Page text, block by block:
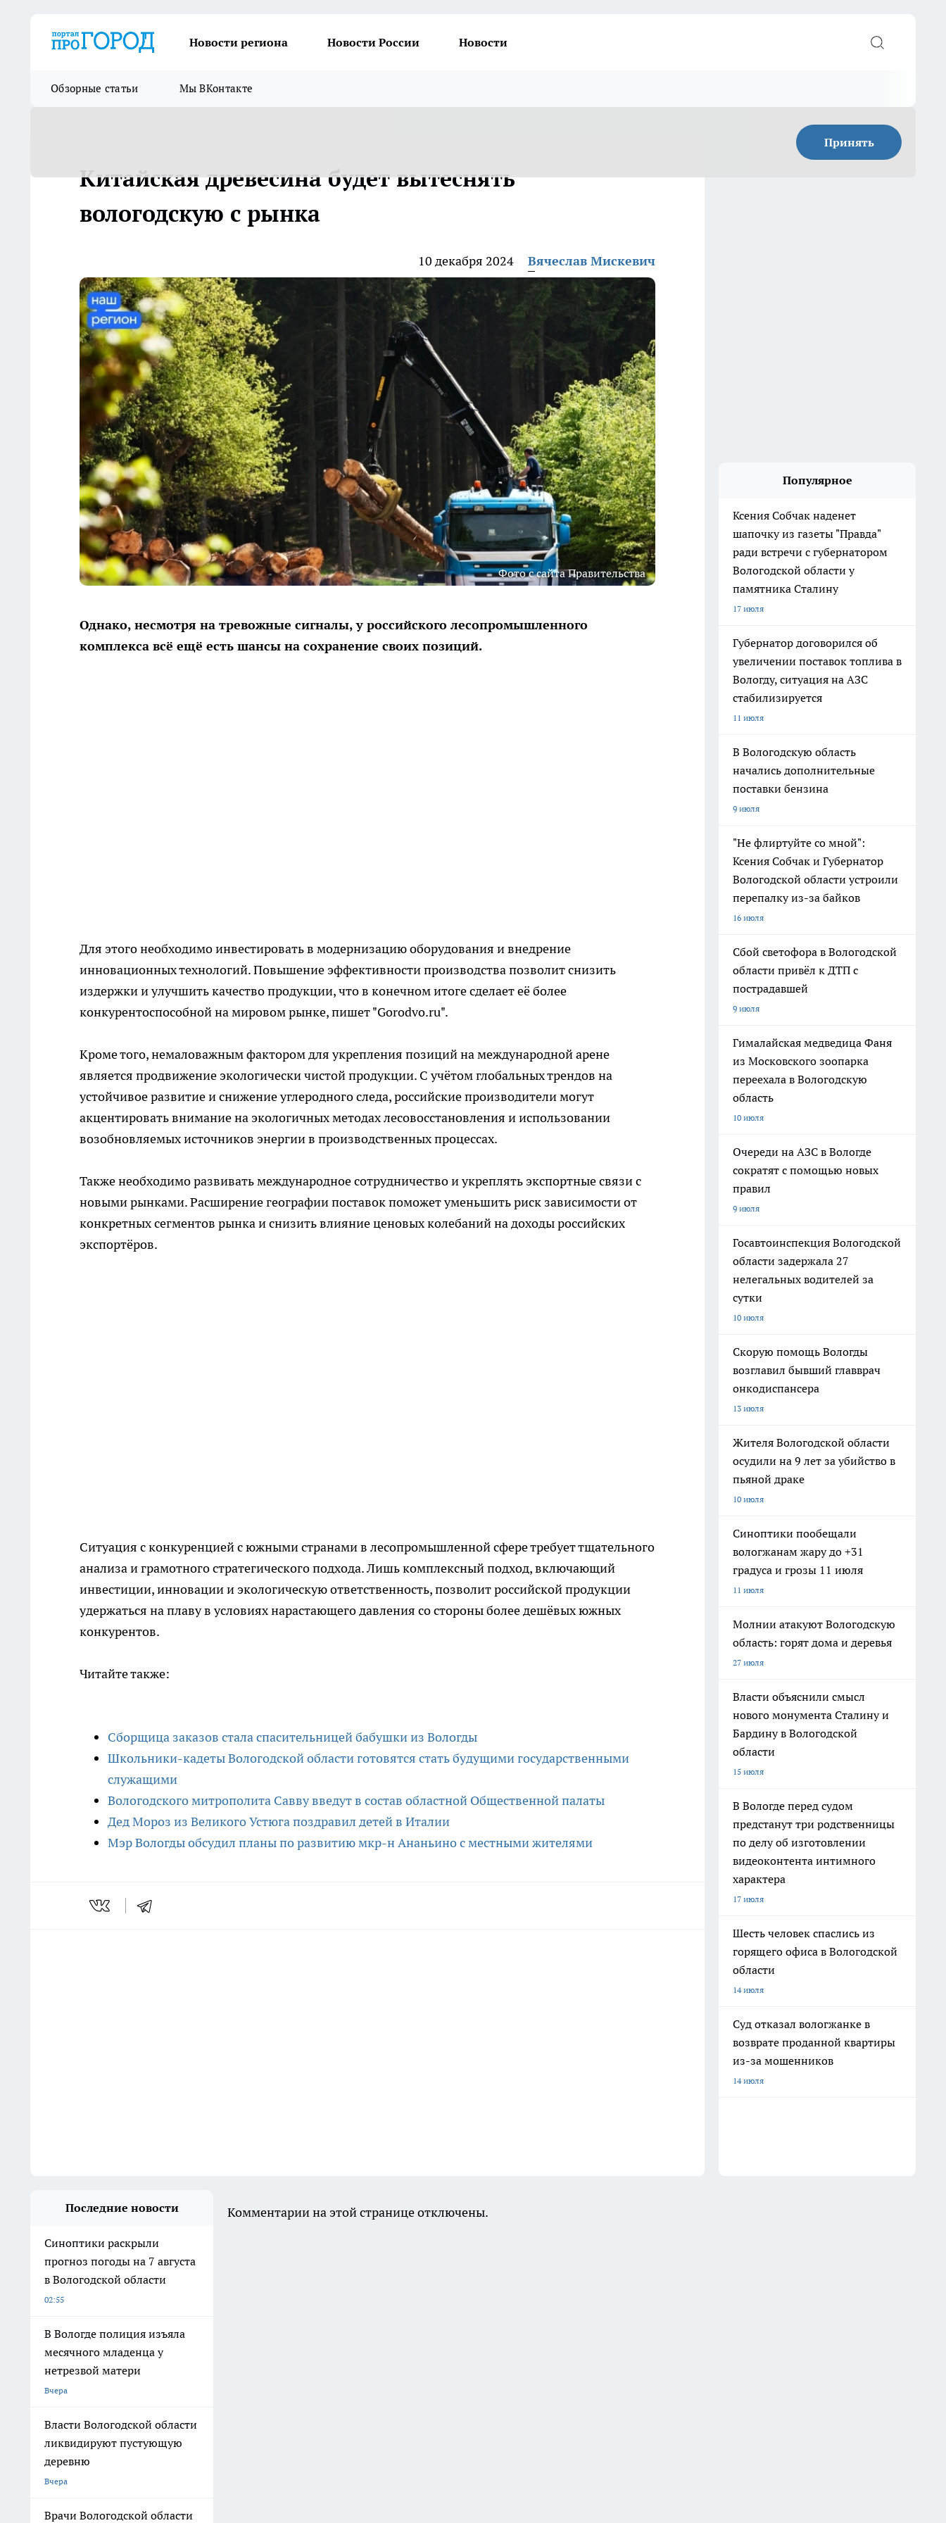
Новости региона Новости России Новости
Обзорные статьи Мы ВКонтакте
Принять
Китайская древесина будет вытеснять
вологодскую с рынка
10 декабря 2024 Вячеслав Мискевич
Фото с сайта Правительства
Однако, несмотря на тревожные сигналы, у российского лесопромышленного
комплекса всё ещё есть шансы на сохранение своих позиций.
Для этого необходимо инвестировать в модернизацию оборудования и внедрение
инновационных технологий. Повышение эффективности производства позволит снизить
издержки и улучшить качество продукции, что в конечном итоге сделает её более
конкурентоспособной на мировом рынке, пишет "Gorodvo.ru".
Кроме того, немаловажным фактором для укрепления позиций на международной арене
является продвижение экологически чистой продукции. С учётом глобальных трендов на
устойчивое развитие и снижение углеродного следа, российские производители могут
акцентировать внимание на экологичных методах лесовосстановления и использовании
возобновляемых источников энергии в производственных процессах.
Также необходимо развивать международное сотрудничество и укреплять экспортные связи с
новыми рынками. Расширение географии поставок поможет уменьшить риск зависимости от
конкретных сегментов рынка и снизить влияние ценовых колебаний на доходы российских
экспортёров.
Ситуация с конкуренцией с южными странами в лесопромышленной сфере требует тщательного
анализа и грамотного стратегического подхода. Лишь комплексный подход, включающий
инвестиции, инновации и экологическую ответственность, позволит российской продукции
удержаться на плаву в условиях нарастающего давления со стороны более дешёвых южных
конкурентов.
Читайте также:
Сборщица заказов стала спасительницей бабушки из Вологды
Школьники-кадеты Вологодской области готовятся стать будущими государственными
служащими
Вологодского митрополита Савву введут в состав областной Общественной палаты
Дед Мороз из Великого Устюга поздравил детей в Италии
Мэр Вологды обсудил планы по развитию мкр-н Ананьино с местными жителями
Популярное
Ксения Собчак наденет
шапочку из газеты "Правда"
ради встречи с губернатором
Вологодской области у
памятника Сталину
17 июля
Губернатор договорился об
увеличении поставок топлива в
Вологду, ситуация на АЗС
стабилизируется
11 июля
В Вологодскую область
начались дополнительные
поставки бензина
9 июля
"Не флиртуйте со мной":
Ксения Собчак и Губернатор
Вологодской области устроили
перепалку из-за байков
16 июля
Сбой светофора в Вологодской
области привёл к ДТП с
пострадавшей
9 июля
Гималайская медведица Фаня
из Московского зоопарка
переехала в Вологодскую
область
10 июля
Очереди на АЗС в Вологде
сократят с помощью новых
правил
9 июля
Госавтоинспекция Вологодской
области задержала 27
нелегальных водителей за
сутки
10 июля
Скорую помощь Вологды
возглавил бывший главврач
онкодиспансера
13 июля
Жителя Вологодской области
осудили на 9 лет за убийство в
пьяной драке
10 июля
Синоптики пообещали
вологжанам жару до +31
градуса и грозы 11 июля
11 июля
Молнии атакуют Вологодскую
область: горят дома и деревья
27 июля
Власти объяснили смысл
нового монумента Сталину и
Бардину в Вологодской
области
15 июля
В Вологде перед судом
предстанут три родственницы
по делу об изготовлении
видеоконтента интимного
характера
17 июля
Шесть человек спаслись из
горящего офиса в Вологодской
области
14 июля
Суд отказал вологжанке в
возврате проданной квартиры
из-за мошенников
14 июля
Последние новости
Синоптики раскрыли
прогноз погоды на 7 августа
в Вологодской области
02:55
В Вологде полиция изъяла
месячного младенца у
нетрезвой матери
Вчера
Власти Вологодской области
ликвидируют пустующую
деревню
Вчера
Врачи Вологодской области
Комментарии на этой странице отключены.